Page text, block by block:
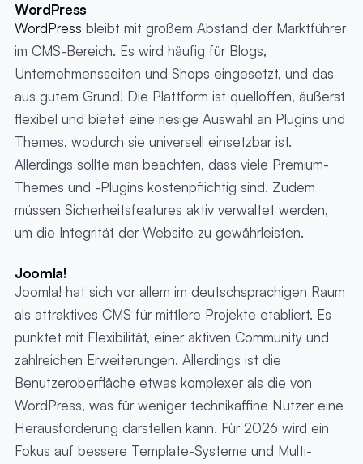
WordPress
WordPress bleibt mit großem Abstand der Marktführer
im CMS-Bereich. Es wird häufig für Blogs,
Unternehmensseiten und Shops eingesetzt, und das
aus gutem Grund! Die Plattform ist quelloffen, äußerst
flexibel und bietet eine riesige Auswahl an Plugins und
Themes, wodurch sie universell einsetzbar ist.
Allerdings sollte man beachten, dass viele Premium-
Themes und -Plugins kostenpflichtig sind. Zudem
müssen Sicherheitsfeatures aktiv verwaltet werden,
um die Integrität der Website zu gewährleisten.
Joomla!
Joomla! hat sich vor allem im deutschsprachigen Raum
als attraktives CMS für mittlere Projekte etabliert. Es
punktet mit Flexibilität, einer aktiven Community und
zahlreichen Erweiterungen. Allerdings ist die
Benutzeroberfläche etwas komplexer als die von
WordPress, was für weniger technikaffine Nutzer eine
Herausforderung darstellen kann. Für 2026 wird ein
Fokus auf bessere Template-Systeme und Multi-